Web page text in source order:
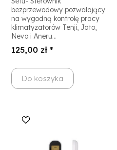
bezprzewodowy pozwalający
na wygodną kontrolę pracy
klimatyzatorów Tenji, Jato,
Nevo i Aneru...
125,00 zł *
Do koszyka